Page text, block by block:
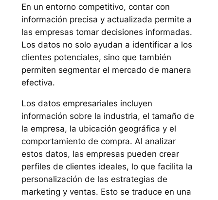
En un entorno competitivo, contar con
información precisa y actualizada permite a
las empresas tomar decisiones informadas.
Los datos no solo ayudan a identificar a los
clientes potenciales, sino que también
permiten segmentar el mercado de manera
efectiva.
Los datos empresariales incluyen
información sobre la industria, el tamaño de
la empresa, la ubicación geográfica y el
comportamiento de compra. Al analizar
estos datos, las empresas pueden crear
perfiles de clientes ideales, lo que facilita la
personalización de las estrategias de
marketing y ventas. Esto se traduce en una